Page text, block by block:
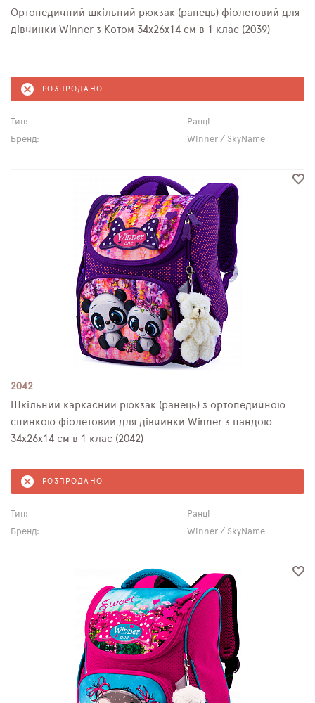
Ортопедичний шкільний рюкзак (ранець) фіолетовий для
дівчинки Winner з Котом 34х26х14 см в 1 клас (2039)
РОЗПРОДАНО
Тип:
Ранці
Бренд:
Winner / SkyName
2042
Шкільний каркасний рюкзак (ранець) з ортопедичною
спинкою фіолетовий для дівчинки Winner з пандою
34х26х14 см в 1 клас (2042)
РОЗПРОДАНО
Тип:
Ранці
Бренд:
Winner / SkyName